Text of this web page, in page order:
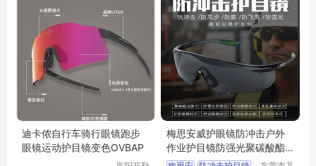
迪卡侬自行车骑行眼镜跑步
眼镜运动护目镜变色OVBAP
梅思安威护眼镜防冲击户外
作业护目镜防强光聚碳酸酯
镜片